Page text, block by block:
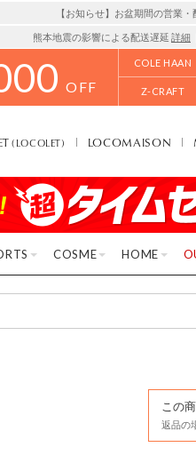
【お知らせ】お盆期間の営業
熊本地震の影響による配送遅延 詳細
OFF
COLE HAAN
Z-CRAFT
(LOCOLET) LOCOMAISON
COSME HOME
この
返品の